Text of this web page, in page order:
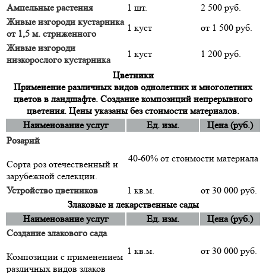
Ампельные растения
1 шт.
2 500 руб.
Живые изгороди кустарника
от 1,5 м. стриженного
1 куст
от 1 500 руб.
Живые изгороди
низкорослого кустарника
1 куст
1 200 руб.
Цветники
Применение различных видов однолетних и многолетних
цветов в ландшафте. Создание композиций непрерывного
цветения. Цены указаны без стоимости материалов.
Наименование услуг
Ед. изм.
Цена (руб.)
Розарий
Сорта роз отечественный и
зарубежной селекции.
40-60% от стоимости материала
Устройство цветников 1 кв.м.
от 30 000 руб.
Злаковые и лекарственные сады
Наименование услуг
Ед. изм.
Цена (руб.)
Создание злакового сада
Композиции с применением
различных видов злаков
1 кв.м. от 30 000 руб.